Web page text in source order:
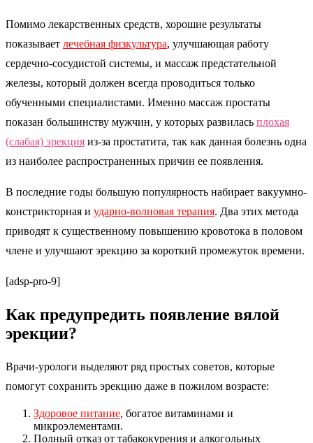
Помимо лекарственных средств, хорошие результаты
показывает лечебная физкультура, улучшающая работу
сердечно-сосудистой системы, и массаж предстательной
железы, который должен всегда проводиться только
обученными специалистами. Именно массаж простаты
показан большинству мужчин, у которых развилась плохая
(слабая) эрекция из-за простатита, так как данная болезнь одна
из наиболее распространенных причин ее появления.
В последние годы большую популярность набирает вакуумно-
констрикторная и ударно-волновая терапия. Два этих метода
приводят к существенному повышению кровотока в половом
члене и улучшают эрекцию за короткий промежуток времени.
[adsp-pro-9]
Как предупредить появление вялой
эрекции?
Врачи-урологи выделяют ряд простых советов, которые
помогут сохранить эрекцию даже в пожилом возрасте:
Здоровое питание, богатое витаминами и
микроэлементами.
Полный отказ от табакокурения и алкогольных